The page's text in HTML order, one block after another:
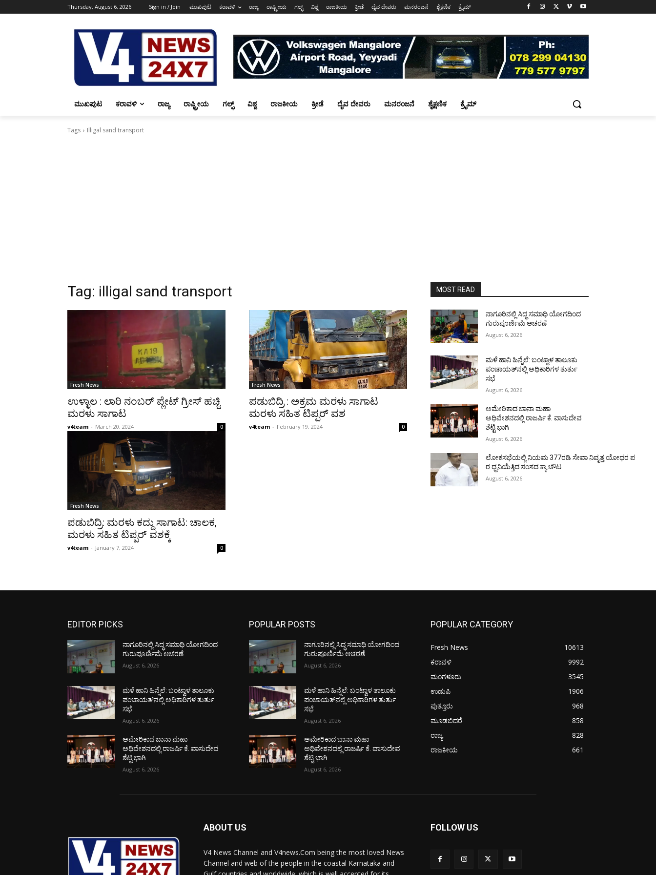
Thursday, August 6, 2026 Sign in / Join ಮುಖಪುಟ ಕರಾವಳಿ ರಾಜ್ಯ ರಾಷ್ಟ್ರೀಯ ಗಲ್ಫ್ ವಿಶ್ವ ರಾಜಕೀಯ ಕ್ರೀಡೆ ದೈವ ದೇವರು ಮನರಂಜನೆ ಶೈಕ್ಷಣಿಕ ಕ್ರೈಮ್
ಮುಖಪುಟ ಕರಾವಳಿ ರಾಜ್ಯ ರಾಷ್ಟ್ರೀಯ ಗಲ್ಫ್ ವಿಶ್ವ ರಾಜಕೀಯ ಕ್ರೀಡೆ ದೈವ ದೇವರು ಮನರಂಜನೆ ಶೈಕ್ಷಣಿಕ ಕ್ರೈಮ್
Tags Illigal sand transport
Tag: illigal sand transport
Fresh News
ಉಳ್ಳಾಲ : ಲಾರಿ ನಂಬರ್ ಪ್ಲೇಟ್ ಗ್ರೀಸ್ ಹಚ್ಚಿ
ಮರಳು ಸಾಗಾಟ
v4team - March 20, 2024 0
Fresh News
ಪಡುಬಿದ್ರಿ : ಅಕ್ರಮ ಮರಳು ಸಾಗಾಟ
ಮರಳು ಸಹಿತ ಟಿಪ್ಪರ್ ವಶ
v4team - February 19, 2024 0
Fresh News
ಪಡುಬಿದ್ರಿ: ಮರಳು ಕದ್ದು ಸಾಗಾಟ: ಚಾಲಕ,
ಮರಳು ಸಹಿತ ಟಿಪ್ಪರ್ ವಶಕ್ಕೆ
v4team - January 7, 2024 0
MOST READ
ನಾಗೂರಿನಲ್ಲಿ ಸಿದ್ಧ ಸಮಾಧಿ ಯೋಗದಿಂದ
ಗುರುಪೂರ್ಣಿಮೆ ಆಚರಣೆ
August 6, 2026
ಮಳೆ ಹಾನಿ ಹಿನ್ನೆಲೆ: ಬಂಟ್ವಾಳ ತಾಲೂಕು
ಪಂಚಾಯತ್‌ನಲ್ಲಿ ಅಧಿಕಾರಿಗಳ ತುರ್ತು
ಸಭೆ
August 6, 2026
ಅಮೇರಿಕಾದ ಬಾನಾ ಮಹಾ
ಅಧಿವೇಶನದಲ್ಲಿ ರಾಜರ್ಷಿ ಕೆ. ವಾಸುದೇವ
ಶೆಟ್ಟಿ ಭಾಗಿ
August 6, 2026
ಲೋಕಸಭೆಯಲ್ಲಿ ನಿಯಮ 377ರಡಿ ಸೇವಾ ನಿವೃತ್ತ ಯೋಧರ ಪ
ರ ಧ್ವನಿಯೆತ್ತಿದ ಸಂಸದ ಕ್ಯಾ.ಚೌಟ
August 6, 2026
EDITOR PICKS
ನಾಗೂರಿನಲ್ಲಿ ಸಿದ್ಧ ಸಮಾಧಿ ಯೋಗದಿಂದ
ಗುರುಪೂರ್ಣಿಮೆ ಆಚರಣೆ
August 6, 2026
ಮಳೆ ಹಾನಿ ಹಿನ್ನೆಲೆ: ಬಂಟ್ವಾಳ ತಾಲೂಕು
ಪಂಚಾಯತ್‌ನಲ್ಲಿ ಅಧಿಕಾರಿಗಳ ತುರ್ತು
ಸಭೆ
August 6, 2026
ಅಮೇರಿಕಾದ ಬಾನಾ ಮಹಾ
ಅಧಿವೇಶನದಲ್ಲಿ ರಾಜರ್ಷಿ ಕೆ. ವಾಸುದೇವ
ಶೆಟ್ಟಿ ಭಾಗಿ
August 6, 2026
POPULAR POSTS
ನಾಗೂರಿನಲ್ಲಿ ಸಿದ್ಧ ಸಮಾಧಿ ಯೋಗದಿಂದ
ಗುರುಪೂರ್ಣಿಮೆ ಆಚರಣೆ
August 6, 2026
ಮಳೆ ಹಾನಿ ಹಿನ್ನೆಲೆ: ಬಂಟ್ವಾಳ ತಾಲೂಕು
ಪಂಚಾಯತ್‌ನಲ್ಲಿ ಅಧಿಕಾರಿಗಳ ತುರ್ತು
ಸಭೆ
August 6, 2026
ಅಮೇರಿಕಾದ ಬಾನಾ ಮಹಾ
ಅಧಿವೇಶನದಲ್ಲಿ ರಾಜರ್ಷಿ ಕೆ. ವಾಸುದೇವ
ಶೆಟ್ಟಿ ಭಾಗಿ
August 6, 2026
POPULAR CATEGORY
Fresh News
10613
ಕರಾವಳಿ
9992
ಮಂಗಳೂರು
3545
ಉಡುಪಿ
1906
ಪುತ್ತೂರು
968
ಮೂಡಬಿದರೆ
858
ರಾಜ್ಯ
828
ರಾಜಕೀಯ
661
ABOUT US
V4 News Channel and V4news.Com being the most loved News
Channel and web of the people in the coastal Karnataka and
FOLLOW US